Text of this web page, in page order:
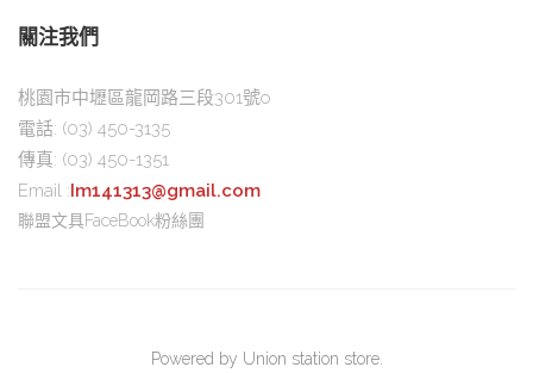
關注我們
桃園市中壢區龍岡路三段301號o
電話: (03) 450-3135
傳真: (03) 450-1351
Email : Im141313@gmail.com
聯盟文具FaceBook粉絲團
Powered by Union station store.